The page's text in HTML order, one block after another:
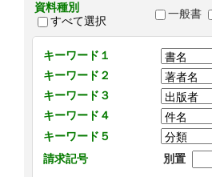
資料種別
すべて選択
一般書
キーワード１
キーワード２
キーワード３
キーワード４
キーワード５
請求記号
別置